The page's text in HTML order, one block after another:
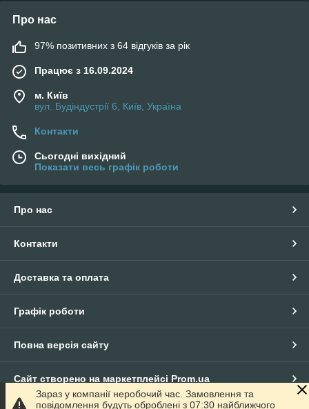
Про нас
97% позитивних з 64 відгуків за рік
Працює з 16.09.2024
м. Київ
вул. Будіндустрії 6, Київ, Україна
Контакти
Сьогодні вихідний
Показати весь графік роботи
Про нас
Контакти
Доставка та оплата
Графік роботи
Повна версія сайту
Сайт створено на маркетплейсі Prom.ua
Зараз у компанії неробочий час. Замовлення та
повідомлення будуть оброблені з 07:30 найближчого